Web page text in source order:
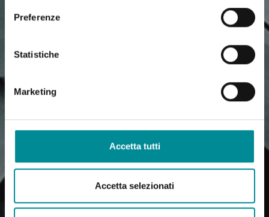
Preferenze
Statistiche
Marketing
Accetta tutti
Accetta selezionati